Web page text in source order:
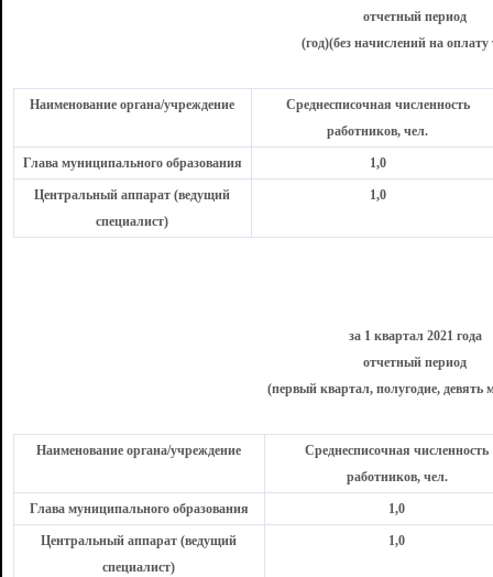
отчетный период
(год)(без начислений на оплату
Наименование органа/учреждение
Среднесписочная численность
работников, чел.
Глава муниципального образования 1,0
Центральный аппарат (ведущий
специалист)
1,0
за 1 квартал 2021 года
отчетный период
(первый квартал, полугодие, девять
Наименование органа/учреждение
Среднесписочная численность
работников, чел.
Глава муниципального образования 1,0
Центральный аппарат (ведущий
специалист)
1,0